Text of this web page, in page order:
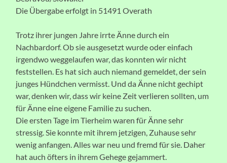
Die Übergabe erfolgt in 51491 Overath
Trotz ihrer jungen Jahre irrte Änne durch ein
Nachbardorf. Ob sie ausgesetzt wurde oder einfach
irgendwo weggelaufen war, das konnten wir nicht
feststellen. Es hat sich auch niemand gemeldet, der sein
junges Hündchen vermisst. Und da Änne nicht gechipt
war, denken wir, dass wir keine Zeit verlieren sollten, um
für Änne eine eigene Familie zu suchen.
Die ersten Tage im Tierheim waren für Änne sehr
stressig. Sie konnte mit ihrem jetzigen, Zuhause sehr
wenig anfangen. Alles war neu und fremd für sie. Daher
hat auch öfters in ihrem Gehege gejammert.